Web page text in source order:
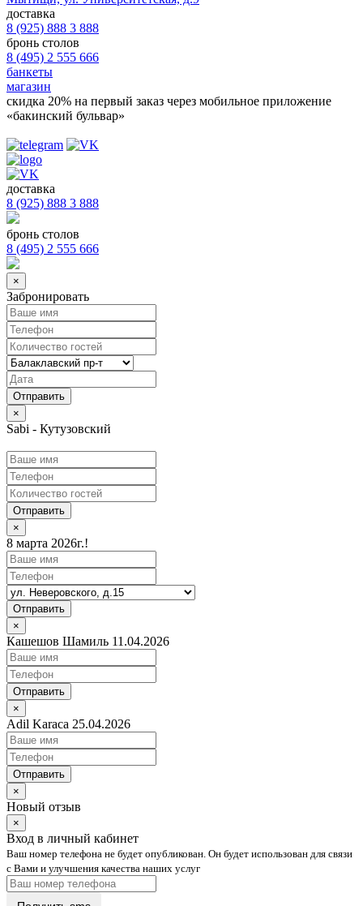
доставка
8 (925) 888 3 888
бронь столов
8 (495) 2 555 666
банкеты
магазин
скидка 20% на первый заказ через мобильное приложение
«бакинский бульвар»
доставка
8 (925) 888 3 888
бронь столов
8 (495) 2 555 666
×
Забронировать
×
Sabi - Кутузовский
Отправить
×
8 марта 2026г.!
Отправить
×
Кашешов Шамиль 11.04.2026
Отправить
×
Adil Karaca 25.04.2026
Отправить
×
Новый отзыв
×
Вход в личный кабинет
Ваш номер телефона не будет опубликован. Он будет использован для связи
с Вами и улучшения качества наших услуг